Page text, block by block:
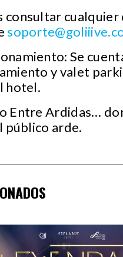
consultar cualquier
Se
y valet
hotel.
Entre Ardidas…
público arde.